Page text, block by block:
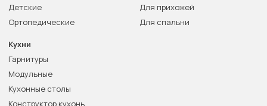
Детские
Ортопедические
Для прихожей
Для спальни
Кухни
Гарнитуры
Модульные
Кухонные столы
Конструктор кухонь